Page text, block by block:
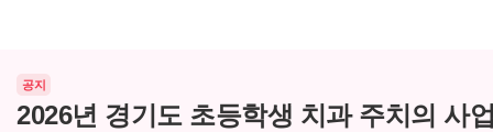
공지
2026년 경기도 초등학생 치과 주치의 사